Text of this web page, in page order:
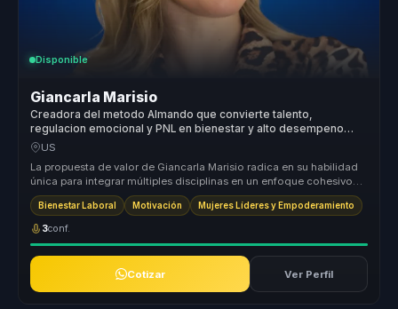
Disponible
Giancarla Marisio
Creadora del metodo Almando que convierte talento,
regulacion emocional y PNL en bienestar y alto desempeno
para lideres.
US
La propuesta de valor de Giancarla Marisio radica en su habilidad
única para integrar múltiples disciplinas en un enfoque cohesivo
que pr...
Bienestar Laboral Motivación Mujeres Líderes y Empoderamiento
3conf.
Cotizar Ver Perfil